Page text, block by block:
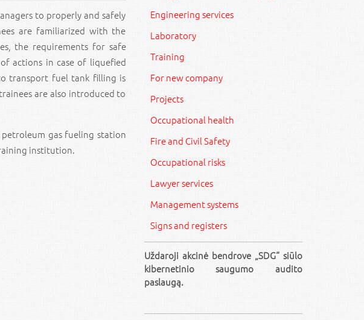
to properly and safely
are familiarized with the
the requirements for safe
actions in case of liquefied
transport fuel tank filling is
are also introduced to
gas fueling station
institution.
Engineering services
Laboratory
Training
For new company
Projects
Occupational health
Fire and Civil Safety
Occupational risks
Lawyer services
Management systems
Signs and registers
Uždaroji akcinė bendrove „SDG“ siūlo
kibernetinio saugumo audito
paslaugą.